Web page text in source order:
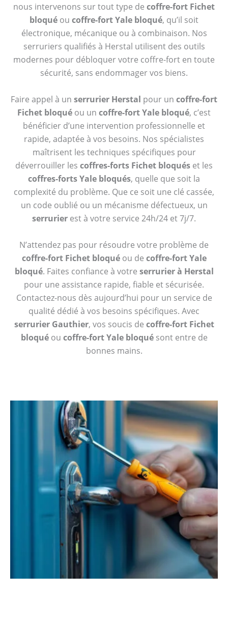
nous intervenons sur tout type de coffre-fort Fichet
bloqué ou coffre-fort Yale bloqué, qu’il soit
électronique, mécanique ou à combinaison. Nos
serruriers qualifiés à Herstal utilisent des outils
modernes pour débloquer votre coffre-fort en toute
sécurité, sans endommager vos biens.
Faire appel à un serrurier Herstal pour un coffre-fort
Fichet bloqué ou un coffre-fort Yale bloqué, c’est
bénéficier d’une intervention professionnelle et
rapide, adaptée à vos besoins. Nos spécialistes
maîtrisent les techniques spécifiques pour
déverrouiller les coffres-forts Fichet bloqués et les
coffres-forts Yale bloqués, quelle que soit la
complexité du problème. Que ce soit une clé cassée,
un code oublié ou un mécanisme défectueux, un
serrurier est à votre service 24h/24 et 7j/7.
N’attendez pas pour résoudre votre problème de
coffre-fort Fichet bloquéou de coffre-fort Yale
bloqué. Faites confiance à votre serrurier à Herstal
pour une assistance rapide, fiable et sécurisée.
Contactez-nous dès aujourd’hui pour un service de
qualité dédié à vos besoins spécifiques. Avec
serrurier Gauthier, vos soucis de coffre-fort Fichet
bloquéou coffre-fort Yale bloquésont entre de
bonnes mains.